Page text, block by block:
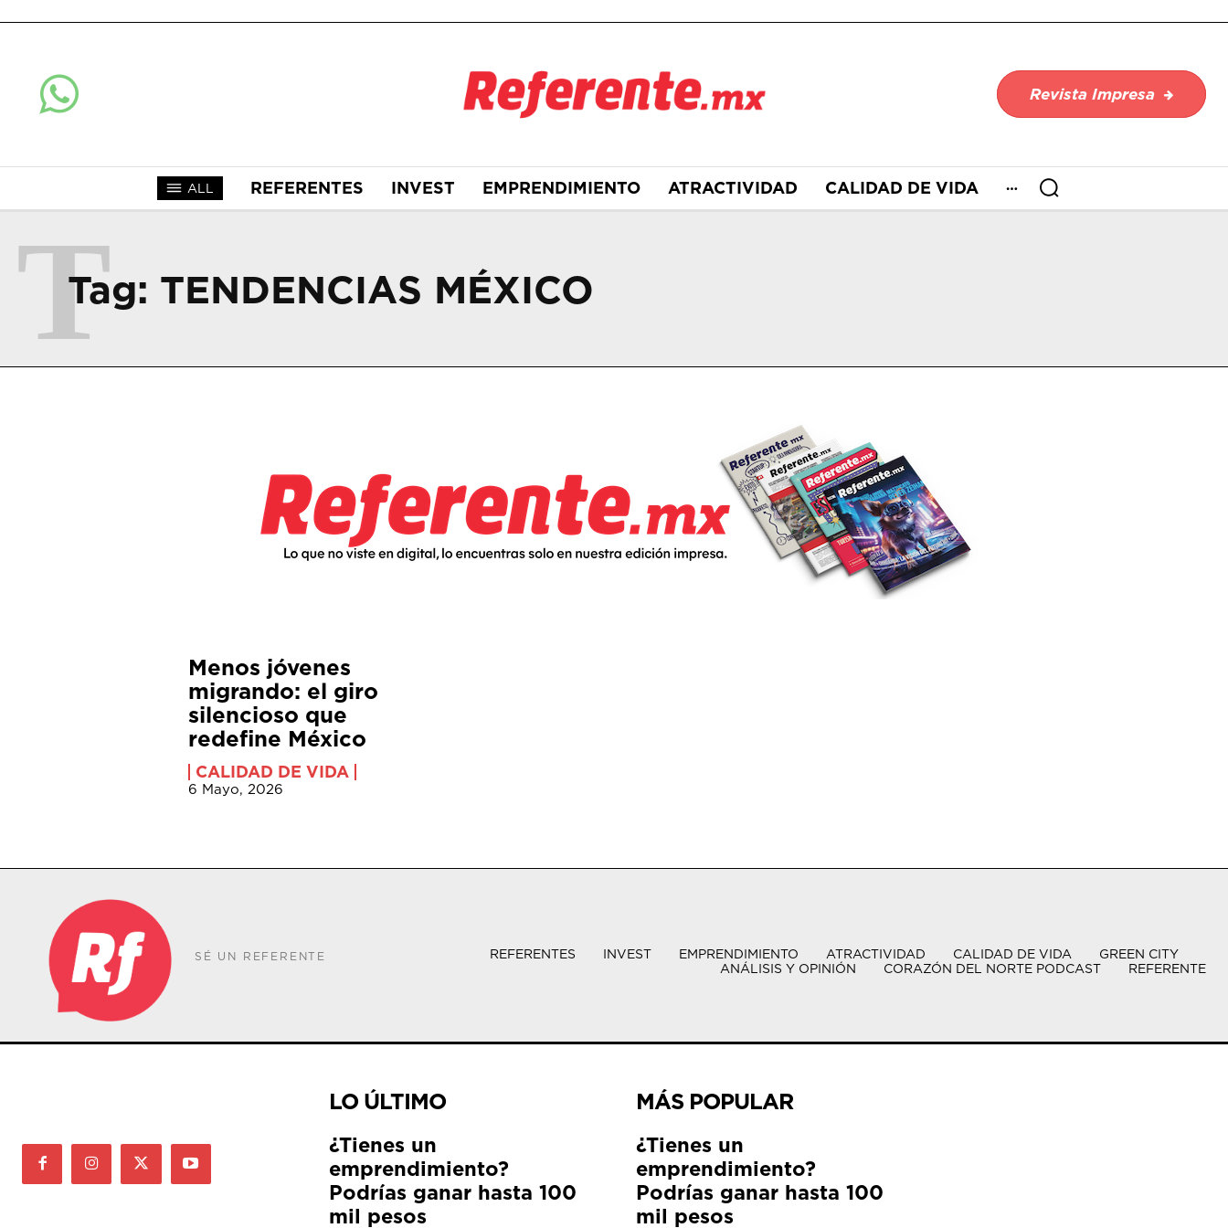
Revista Impresa
ALL REFERENTES INVEST EMPRENDIMIENTO ATRACTIVIDAD CALIDAD DE VIDA
Tag: TENDENCIAS MÉXICO
T
Menos jóvenes
migrando: el giro
silencioso que
redefine México
CALIDAD DE VIDA
6 Mayo, 2026
SÉ UN REFERENTE REFERENTES INVEST EMPRENDIMIENTO ATRACTIVIDAD CALIDAD DE VIDA
GREEN CITY
ANÁLISIS Y OPINIÓN
CORAZÓN DEL NORTE PODCAST REFERENTE
LO ÚLTIMO
¿Tienes un
emprendimiento?
Podrías ganar hasta 100
mil pesos
MÁS POPULAR
¿Tienes un
emprendimiento?
Podrías ganar hasta 100
mil pesos